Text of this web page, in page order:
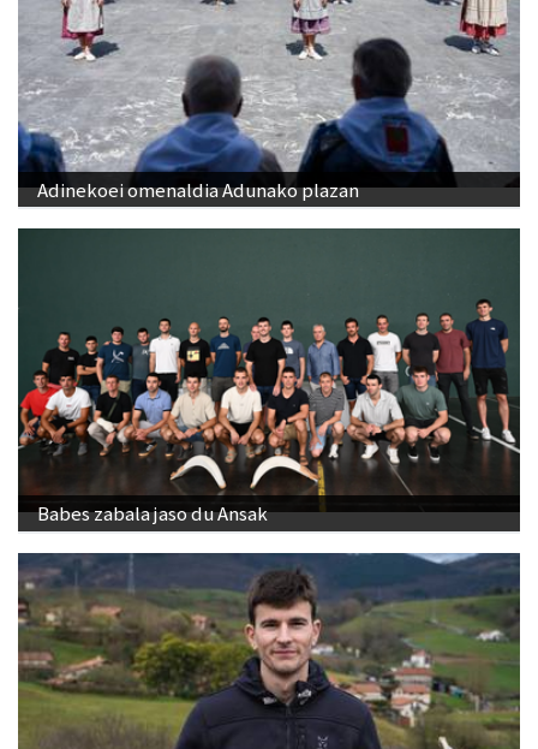
Adinekoei omenaldia Adunako plazan
Babes zabala jaso du Ansak